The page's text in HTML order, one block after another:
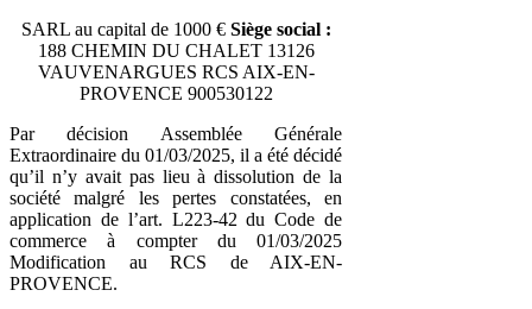
SARL au capital de 1000 € Siège social :
188 CHEMIN DU CHALET 13126
VAUVENARGUES RCS AIX-EN-
PROVENCE 900530122
Par décision Assemblée Générale
Extraordinaire du 01/03/2025, il a été décidé
qu’il n’y avait pas lieu à dissolution de la
société malgré les pertes constatées, en
application de l’art. L223-42 du Code de
commerce à compter du 01/03/2025
Modification au RCS de AIX-EN-
PROVENCE.